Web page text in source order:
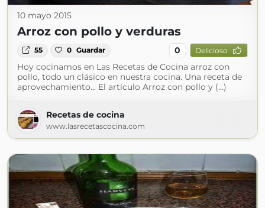
10 mayo 2015
Arroz con pollo y verduras
55 0 Guardar 0 Delicioso
Hoy cocinamos en Las Recetas de Cocina arroz con
pollo, todo un clásico en nuestra cocina. Una receta de
aprovechamiento... El artículo Arroz con pollo y (...)
Recetas de cocina
www.lasrecetascocina.com